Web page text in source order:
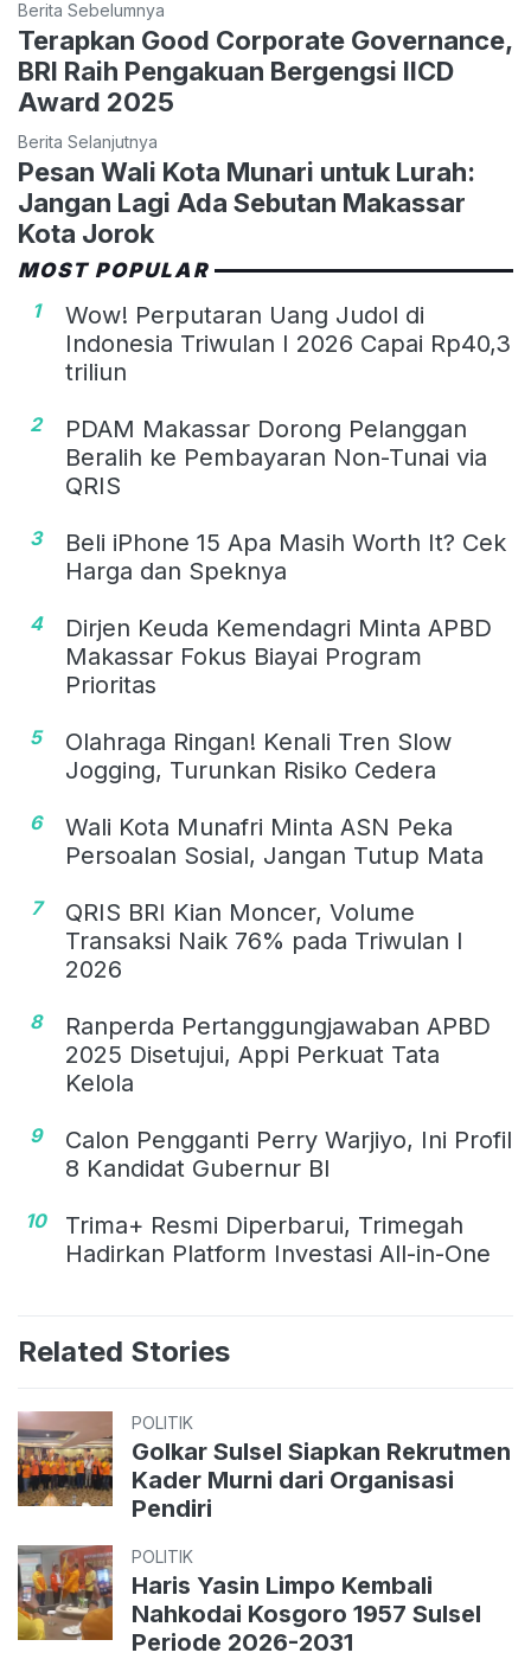
Berita Sebelumnya
Terapkan Good Corporate Governance,
BRI Raih Pengakuan Bergengsi IICD
Award 2025
Berita Selanjutnya
Pesan Wali Kota Munari untuk Lurah:
Jangan Lagi Ada Sebutan Makassar
Kota Jorok
MOST POPULAR
1
Wow! Perputaran Uang Judol di
Indonesia Triwulan I 2026 Capai Rp40,3
triliun
2
PDAM Makassar Dorong Pelanggan
Beralih ke Pembayaran Non-Tunai via
QRIS
3
Beli iPhone 15 Apa Masih Worth It? Cek
Harga dan Speknya
4
Dirjen Keuda Kemendagri Minta APBD
Makassar Fokus Biayai Program
Prioritas
5
Olahraga Ringan! Kenali Tren Slow
Jogging, Turunkan Risiko Cedera
6
Wali Kota Munafri Minta ASN Peka
Persoalan Sosial, Jangan Tutup Mata
7
QRIS BRI Kian Moncer, Volume
Transaksi Naik 76% pada Triwulan I
2026
8
Ranperda Pertanggungjawaban APBD
2025 Disetujui, Appi Perkuat Tata
Kelola
9
Calon Pengganti Perry Warjiyo, Ini Profil
8 Kandidat Gubernur BI
10
Trima+ Resmi Diperbarui, Trimegah
Hadirkan Platform Investasi All-in-One
Related Stories
POLITIK
Golkar Sulsel Siapkan Rekrutmen
Kader Murni dari Organisasi
Pendiri
POLITIK
Haris Yasin Limpo Kembali
Nahkodai Kosgoro 1957 Sulsel
Periode 2026-2031